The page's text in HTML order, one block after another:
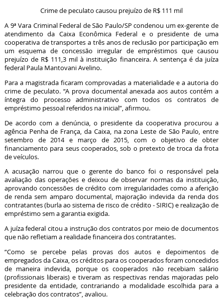
Crime de peculato causou prejuízo de R$ 111 mil
A 9ª Vara Criminal Federal de São Paulo/SP condenou um ex-gerente de
atendimento da Caixa Econômica Federal e o presidente de uma
cooperativa de transportes a três anos de reclusão por participação em
um esquema de concessão irregular de empréstimos que causou
prejuízo de R$ 111,3 mil à instituição financeira. A sentença é da juíza
federal Paula Mantovani Avelino.
Para a magistrada ficaram comprovadas a materialidade e a autoria do
crime de peculato. “A prova documental anexada aos autos contém a
íntegra do processo administrativo com todos os contratos de
empréstimo pessoal referidos na inicial”, afirmou.
De acordo com a denúncia, o presidente da cooperativa procurou a
agência Penha de França, da Caixa, na zona Leste de São Paulo, entre
setembro de 2014 e março de 2015, com o objetivo de obter
financiamento para seus cooperados, sob o pretexto de troca da frota
de veículos.
A acusação narrou que o gerente do banco foi o responsável pela
avaliação das operações e deixou de observar normas da instituição,
aprovando concessões de crédito com irregularidades como a aferição
de renda sem amparo documental, majoração indevida da renda dos
contratantes (burla ao sistema de risco de crédito - SIRIC) e realização de
empréstimo sem a garantia exigida.
A juíza federal citou a instrução dos contratos por meio de documentos
que não refletiam a realidade financeira dos contratantes.
“Como se percebe pelas provas dos autos e depoimentos de
empregados da Caixa, os créditos para os cooperados foram concedidos
de maneira indevida, porque os cooperados não recebiam salário
(profissionais liberais) e tiveram as respectivas rendas majoradas pelo
presidente da entidade, contrariando a modalidade escolhida para a
celebração dos contratos”, avaliou.